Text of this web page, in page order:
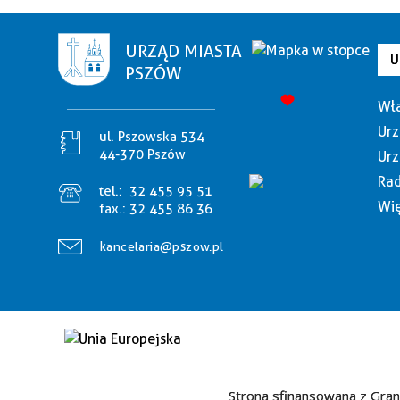
URZĄD MIASTA
PSZÓW
ul. Pszowska 534
44-370 Pszów
tel.: 32 455 95 51
fax.: 32 455 86 36
kancelaria@pszow.pl
Strona sfinansowana z